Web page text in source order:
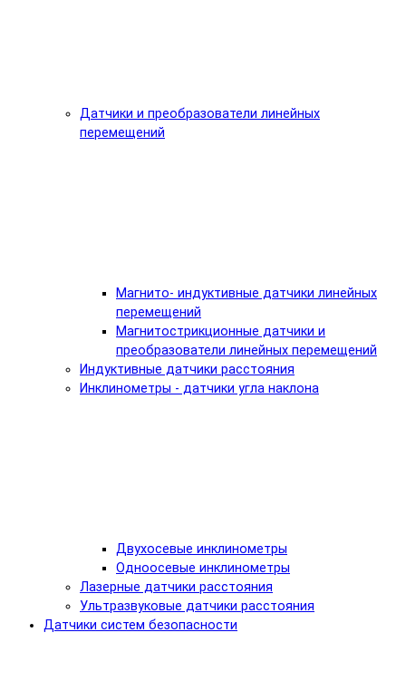
Датчики и преобразователи линейных
перемещений
Магнито- индуктивные датчики линейных
перемещений
Магнитострикционные датчики и
преобразователи линейных перемещений
Индуктивные датчики расстояния
Инклинометры - датчики угла наклона
Двухосевые инклинометры
Одноосевые инклинометры
Лазерные датчики расстояния
Ультразвуковые датчики расстояния
Датчики систем безопасности